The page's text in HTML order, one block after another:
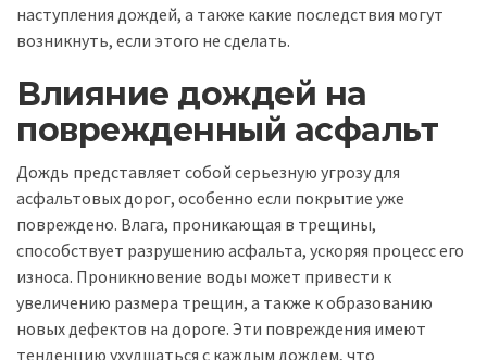
наступления дождей, а также какие последствия могут
возникнуть, если этого не сделать.
Влияние дождей на
поврежденный асфальт
Дождь представляет собой серьезную угрозу для
асфальтовых дорог, особенно если покрытие уже
повреждено. Влага, проникающая в трещины,
способствует разрушению асфальта, ускоряя процесс его
износа. Проникновение воды может привести к
увеличению размера трещин, а также к образованию
новых дефектов на дороге. Эти повреждения имеют
тенденцию ухудшаться с каждым дождем, что